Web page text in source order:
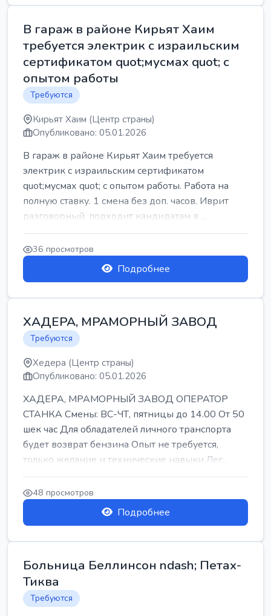
В гараж в районе Кирьят Хаим
требуется электрик с израильским
сертификатом quot;мусмах quot; с
опытом работы
Требуются
Кирьят Хаим (Центр страны)
Опубликовано: 05.01.2026
В гараж в районе Кирьят Хаим требуется
электрик с израильским сертификатом
quot;мусмах quot; с опытом работы. Работа на
полную ставку. 1 смена без доп. часов. Иврит
разговорный. подходит кандидатам в ...
36 просмотров
Подробнее
ХАДЕРА, МРАМОРНЫЙ ЗАВОД
Требуются
Хедера (Центр страны)
Опубликовано: 05.01.2026
ХАДЕРА, МРАМОРНЫЙ ЗАВОД ОПЕРАТОР
СТАНКА Смены: ВС-ЧТ, пятницы до 14.00 От 50
шек час Для обладателей личного транспорта
будет возврат бензина Опыт не требуется,
только желание и технические навыки Лег...
48 просмотров
Подробнее
Больница Беллинсон ndash; Петах-
Тиква
Требуются